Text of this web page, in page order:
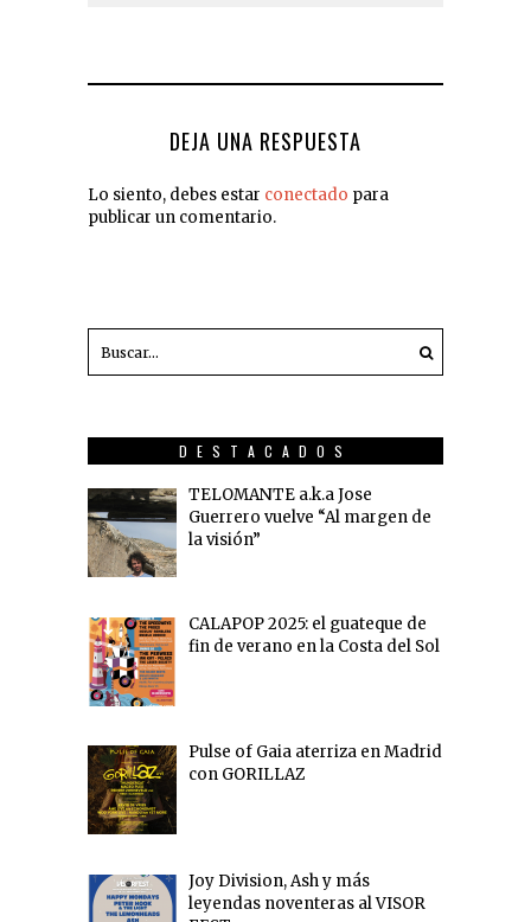
DEJA UNA RESPUESTA
Lo siento, debes estar conectado para
publicar un comentario.
DESTACADOS
TELOMANTE a.k.a Jose
Guerrero vuelve “Al margen de
la visión”
CALAPOP 2025: el guateque de
fin de verano en la Costa del Sol
Pulse of Gaia aterriza en Madrid
con GORILLAZ
Joy Division, Ash y más
leyendas noventeras al VISOR